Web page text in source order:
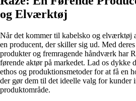
og Elværktøj
Når det kommer til kabelsko og elværktøj
en producent, der skiller sig ud. Med
produkter og fremragende håndværk har
førende aktør på markedet. Lad os dykke
ethos og produktionsmetoder for at få en
der gør dem til det ideelle valg for kunder
produktområde.